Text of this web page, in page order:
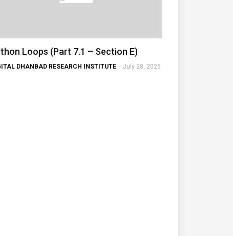
Loops (Part 7.1 – Section E)
DHANBAD RESEARCH INSTITUTE - July 28, 2026